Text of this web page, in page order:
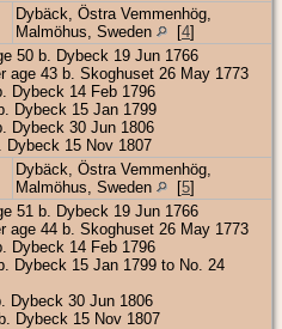
Dybäck, Östra Vemmenhög,
Malmöhus, Sweden
[4]
50 b. Dybeck 19 Jun 1766
age 43 b. Skoghuset 26 May 1773
Dybeck 14 Feb 1796
Dybeck 15 Jan 1799
Dybeck 30 Jun 1806
Dybeck 15 Nov 1807
Dybäck, Östra Vemmenhög,
Malmöhus, Sweden
[5]
51 b. Dybeck 19 Jun 1766
age 44 b. Skoghuset 26 May 1773
Dybeck 14 Feb 1796
Dybeck 15 Jan 1799 to No. 24
Dybeck 30 Jun 1806
Dybeck 15 Nov 1807